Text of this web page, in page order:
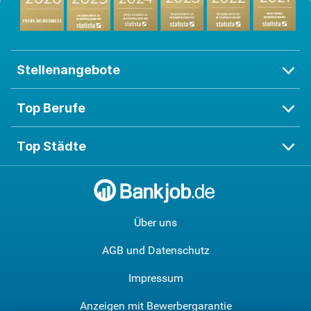
Stellenangebote
Top Berufe
Top Städte
Über uns
AGB und Datenschutz
Impressum
Anzeigen mit Bewerbergarantie